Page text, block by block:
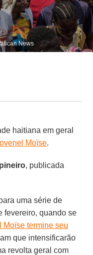
News
haitiana em geral
Moïse.
, publicada
uma série de
fevereiro, quando se
Moïse termine seu
que intensificarão
revolta geral com